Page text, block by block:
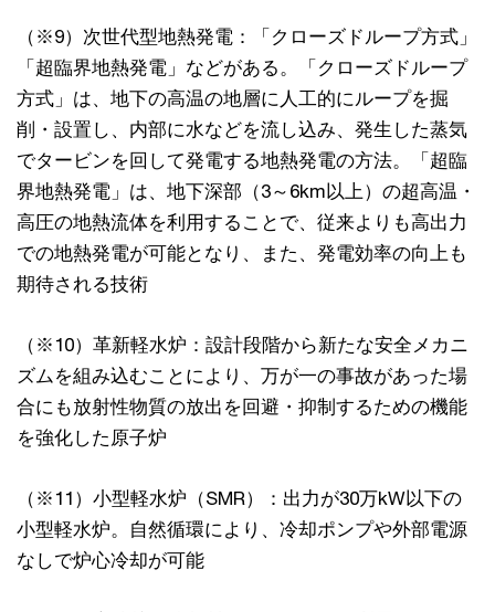
（※9）次世代型地熱発電：「クローズドループ方式」
「超臨界地熱発電」などがある。「クローズドループ
方式」は、地下の高温の地層に人工的にループを掘
削・設置し、内部に水などを流し込み、発生した蒸気
でタービンを回して発電する地熱発電の方法。「超臨
界地熱発電」は、地下深部（3～6km以上）の超高温・
高圧の地熱流体を利用することで、従来よりも高出力
での地熱発電が可能となり、また、発電効率の向上も
期待される技術
（※10）革新軽水炉：設計段階から新たな安全メカニ
ズムを組み込むことにより、万が一の事故があった場
合にも放射性物質の放出を回避・抑制するための機能
を強化した原子炉
（※11）小型軽水炉（SMR）：出力が30万kW以下の
小型軽水炉。自然循環により、冷却ポンプや外部電源
なしで炉心冷却が可能